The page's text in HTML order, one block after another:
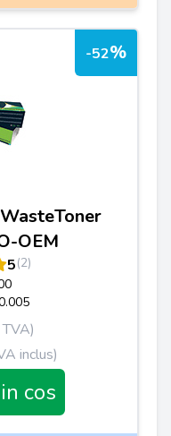
-52%
OEM
5(2)
inclus)
cos